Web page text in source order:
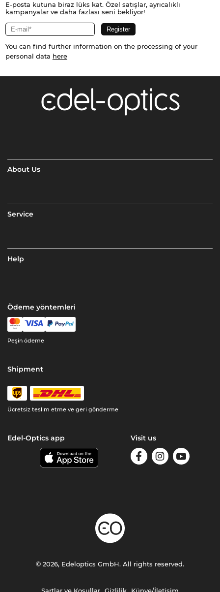
E-posta kutuna biraz lüks kat. Özel satışlar, ayrıcalıklı
kampanyalar ve daha fazlası seni bekliyor!
You can find further information on the processing of your
personal data here
About Us
Service
Help
Ödeme yöntemleri
Peşin ödeme
Shipment
Ücretsiz teslim etme ve geri gönderme
Edel-Optics app Visit us
© 2026, Edeloptics GmbH. All rights reserved.